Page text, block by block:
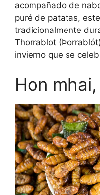
acompañado de
puré de patatas,
tradicionalmente
Thorrablot
invierno que se
Hon